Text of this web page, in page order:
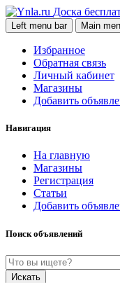
Доска
Left menu bar Main
Избранное
Обратная связь
Личный кабинет
Магазины
Добавить
Навигация
На главную
Магазины
Регистрация
Статьи
Добавить
Поиск объявлений
Искать